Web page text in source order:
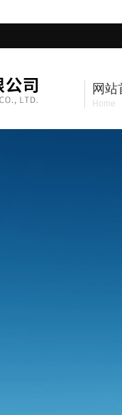
网站
Home